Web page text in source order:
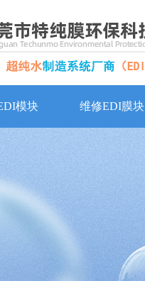
模块 维修EDI膜块